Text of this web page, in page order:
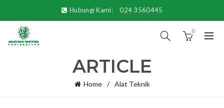
Hubungi Kami: 024 3560445
0
ARTICLE
Home Alat Teknik